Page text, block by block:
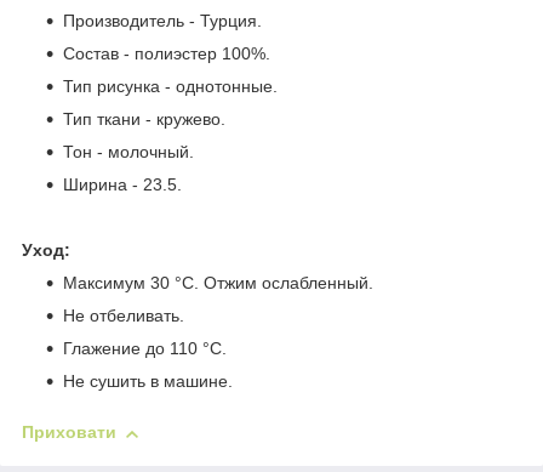
Производитель - Турция.
Состав - полиэстер 100%.
Тип рисунка - однотонные.
Тип ткани - кружево.
Тон - молочный.
Ширина - 23.5.
Уход:
Максимум 30 °C. Отжим ослабленный.
Не отбеливать.
Глажение до 110 °C.
Не сушить в машине.
Приховати